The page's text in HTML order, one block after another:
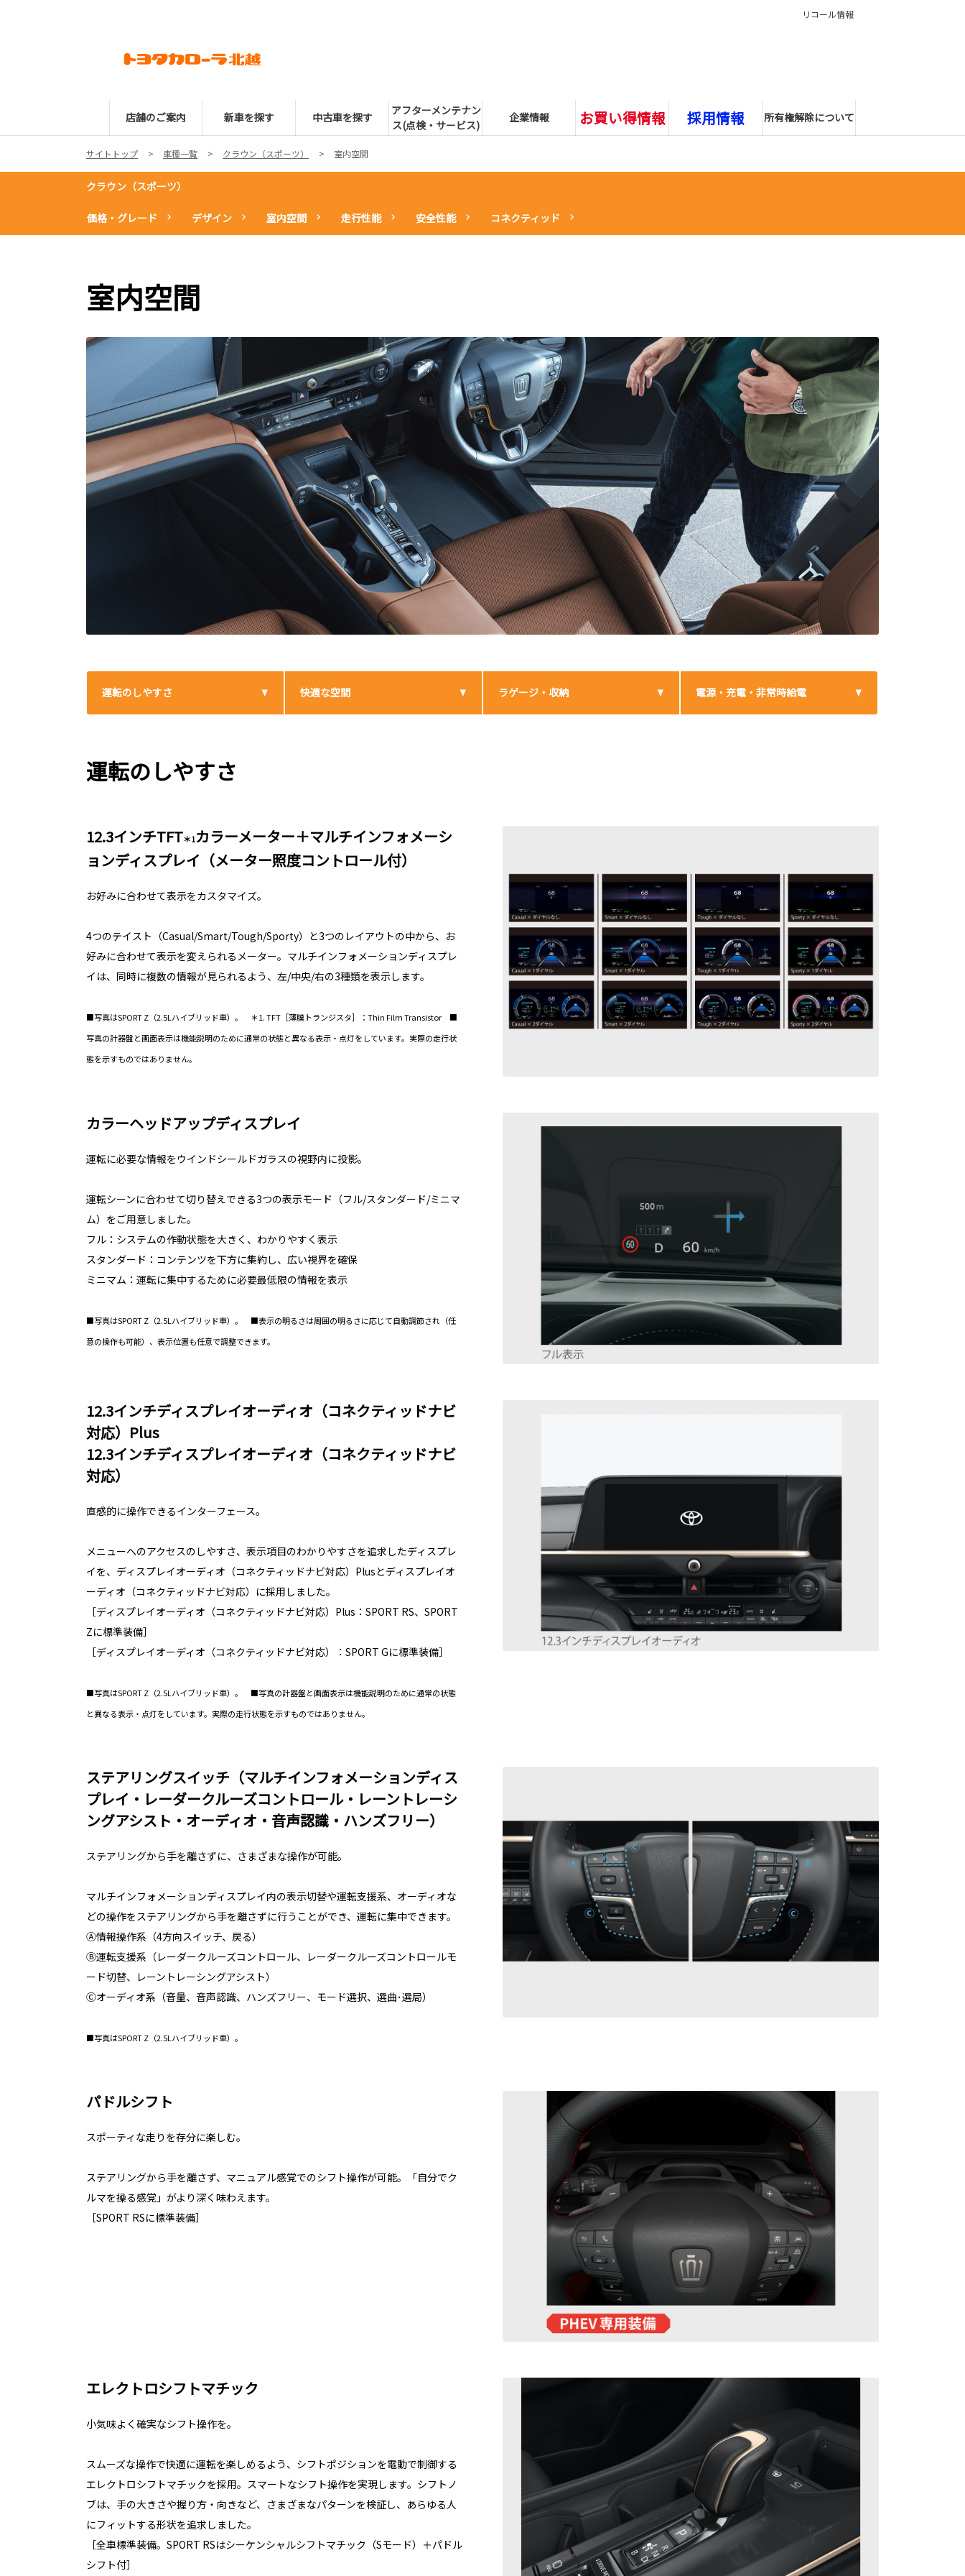
店舗のご案内 新車を探す 中古車を探す
アフターメンテナン
ス(点検・サービス)
企業情報 お買い得情報 採用情報 所有権解除について
リコール情報
サイトトップ 車種一覧 クラウン（スポーツ） 室内空間
クラウン（スポーツ）
価格・グレード デザイン 室内空間 走行性能 安全性能 コネクティッド
室内空間
運転のしやすさ 快適な空間 ラゲージ・収納 電源・充電・非常時給電
運転のしやすさ
12.3インチTFT＊1カラーメーター＋マルチインフォメーシ
ョンディスプレイ（メーター照度コントロール付）
お好みに合わせて表示をカスタマイズ。
4つのテイスト（Casual/Smart/Tough/Sporty）と3つのレイアウトの中から、お
好みに合わせて表示を変えられるメーター。マルチインフォメーションディスプレ
イは、同時に複数の情報が見られるよう、左/中央/右の3種類を表示します。
■写真はSPORT Z（2.5Lハイブリッド車）。 ＊1. TFT［薄膜トランジスタ］：Thin Film Transistor ■
写真の計器盤と画面表示は機能説明のために通常の状態と異なる表示・点灯をしています。実際の走行状
態を示すものではありません。
カラーヘッドアップディスプレイ
運転に必要な情報をウインドシールドガラスの視野内に投影。
運転シーンに合わせて切り替えできる3つの表示モード（フル/スタンダード/ミニマ
ム）をご用意しました。
フル：システムの作動状態を大きく、わかりやすく表示
スタンダード：コンテンツを下方に集約し、広い視界を確保
ミニマム：運転に集中するために必要最低限の情報を表示
■写真はSPORT Z（2.5Lハイブリッド車）。 ■表示の明るさは周囲の明るさに応じて自動調節され（任
意の操作も可能）、表示位置も任意で調整できます。
12.3インチディスプレイオーディオ（コネクティッドナビ
対応）Plus
12.3インチディスプレイオーディオ（コネクティッドナビ
対応）
直感的に操作できるインターフェース。
メニューへのアクセスのしやすさ、表示項目のわかりやすさを追求したディスプレ
イを、ディスプレイオーディオ（コネクティッドナビ対応）Plusとディスプレイオ
ーディオ（コネクティッドナビ対応）に採用しました。
［ディスプレイオーディオ（コネクティッドナビ対応）Plus：SPORT RS、SPORT
Zに標準装備］
［ディスプレイオーディオ（コネクティッドナビ対応）：SPORT Gに標準装備］
■写真はSPORT Z（2.5Lハイブリッド車）。 ■写真の計器盤と画面表示は機能説明のために通常の状態
と異なる表示・点灯をしています。実際の走行状態を示すものではありません。
ステアリングスイッチ（マルチインフォメーションディス
プレイ・レーダークルーズコントロール・レーントレーシ
ングアシスト・オーディオ・音声認識・ハンズフリー）
ステアリングから手を離さずに、さまざまな操作が可能。
マルチインフォメーションディスプレイ内の表示切替や運転支援系、オーディオな
どの操作をステアリングから手を離さずに行うことができ、運転に集中できます。
Ⓐ情報操作系（4方向スイッチ、戻る）
Ⓑ運転支援系（レーダークルーズコントロール、レーダークルーズコントロールモ
ード切替、レーントレーシングアシスト）
Ⓒオーディオ系（音量、音声認識、ハンズフリー、モード選択、選曲･選局）
■写真はSPORT Z（2.5Lハイブリッド車）。
パドルシフト
スポーティな走りを存分に楽しむ。
ステアリングから手を離さず、マニュアル感覚でのシフト操作が可能。「自分でク
ルマを操る感覚」がより深く味わえます。
［SPORT RSに標準装備］
エレクトロシフトマチック
小気味よく確実なシフト操作を。
スムーズな操作で快適に運転を楽しめるよう、シフトポジションを電動で制御する
エレクトロシフトマチックを採用。スマートなシフト操作を実現します。シフトノ
ブは、手の大きさや握り方・向きなど、さまざまなパターンを検証し、あらゆる人
にフィットする形状を追求しました。
［全車標準装備。SPORT RSはシーケンシャルシフトマチック（Sモード）＋パドル
シフト付］